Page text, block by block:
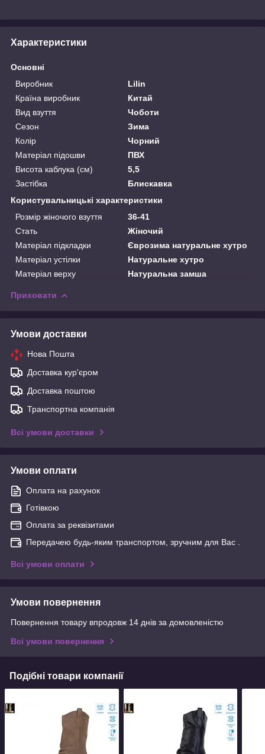
Характеристики
Основні
Виробник
Lilin
Країна виробник
Китай
Вид взуття
Чоботи
Сезон
Зима
Колір
Чорний
Матеріал підошви
ПВХ
Висота каблука (см)
5,5
Застібка
Блискавка
Користувальницькі характеристики
Розмір жіночого взуття
36-41
Стать
Жіночий
Матеріал підкладки
Єврозима натуральне хутро
Матеріал устілки
Натуральне хутро
Матеріал верху
Натуральна замша
Приховати
Умови доставки
Нова Пошта
Доставка кур'єром
Доставка поштою
Транспортна компанія
Всі умови доставки
Умови оплати
Оплата на рахунок
Готівкою
Оплата за реквізитами
Передачею будь-яким транспортом, зручним для Вас .
Всі умови оплати
Умови повернення
Повернення товару впродовж 14 днів за домовленістю
Всі умови повернення
Подібні товари компанії